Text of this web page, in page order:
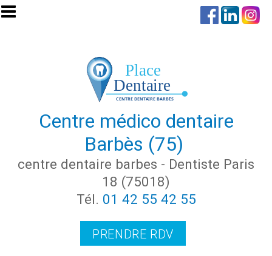
Aller au contenu principal
Centre médico dentaire
Barbès (75)
centre dentaire barbes - Dentiste Paris
18 (75018)
Tél. 01 42 55 42 55
PRENDRE RDV